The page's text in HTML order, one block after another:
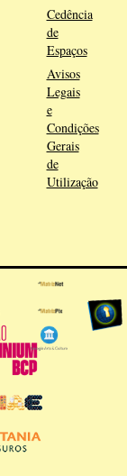
Cedência
de
Espaços
Avisos
Legais
e
Condições
Gerais
de
Utilização